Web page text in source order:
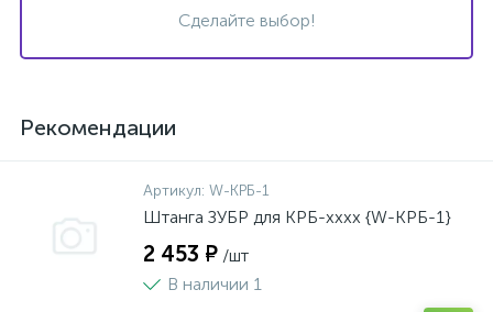
Сделайте выбор!
Рекомендации
Артикул: W-КРБ-1
Штанга ЗУБР для КРБ-хххх {W-КРБ-1}
2 453 ₽ /шт
В наличии 1